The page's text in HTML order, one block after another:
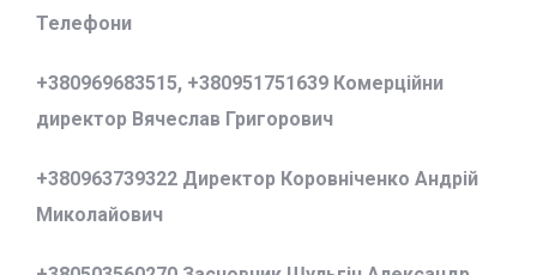
Телефони
+380969683515, +380951751639 Комерційни
директор Вячеслав Григорович
+380963739322 Директор Коровніченко Андрій
Миколайович